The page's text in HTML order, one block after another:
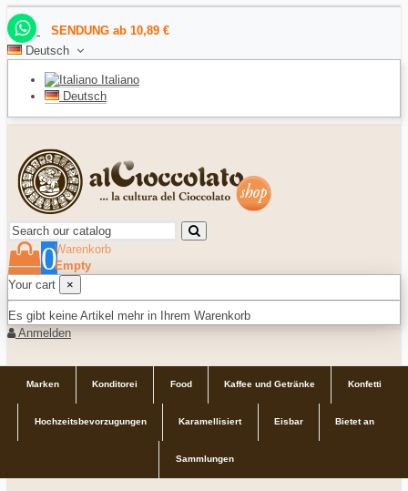
SENDUNG ab 10,89 €
Deutsch
Italiano
Deutsch
0Warenkorb
Empty
Your cart
×
Es gibt keine Artikel mehr in Ihrem Warenkorb
Anmelden
Marken Konditorei Food Kaffee und Getränke Konfetti
Hochzeitsbevorzugungen Karamellisiert Eisbar Bietet an
Sammlungen